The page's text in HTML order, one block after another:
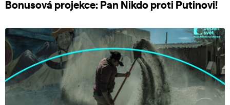
Bonusová projekce: Pan Nikdo proti Putinovi!